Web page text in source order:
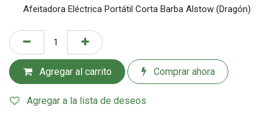
Afeitadora Eléctrica Portátil Corta Barba Alstow (Dragón)
Agregar al carrito Comprar ahora
Agregar a la lista de deseos